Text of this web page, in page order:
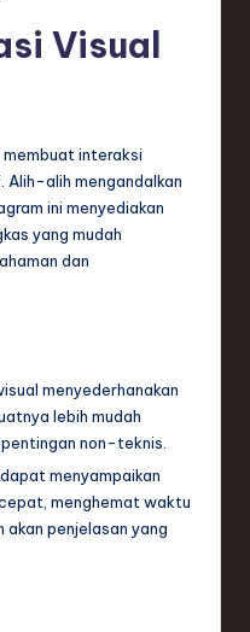
Visual
interaksi
Alih-alih mengandalkan
ini menyediakan
yang mudah
dan
menyederhanakan
lebih mudah
non-teknis.
menyampaikan
menghemat waktu
akan penjelasan yang